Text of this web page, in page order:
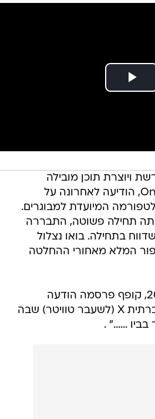
ויוצרת תוכן מובילה
בפלטפורמת OnlyFans, הודיעה לאחרונה על
המיועדת למבוגרים.
תחילה פשוטה, התבררה
בתחילה. בואו נצלול
המלא מאחורי ההחלטה
ב-24 באוקטובר 2024, קופף פרסמה הודעה
מעורפלת ברשת החברתית X (לשעבר טוויטר) שבה
......" .